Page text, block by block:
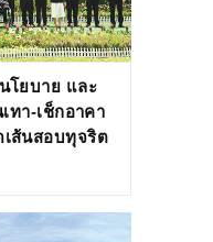
โยบาย และ
เทา-เช็กอาคา
เส้นสอบทุจริต